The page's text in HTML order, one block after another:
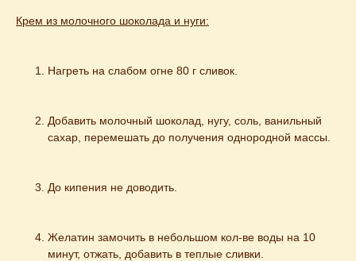
Крем из молочного шоколада и нуги:
Нагреть на слабом огне 80 г сливок.
Добавить молочный шоколад, нугу, соль, ванильный
сахар, перемешать до получения однородной массы.
До кипения не доводить.
Желатин замочить в небольшом кол-ве воды на 10
минут, отжать, добавить в теплые сливки.